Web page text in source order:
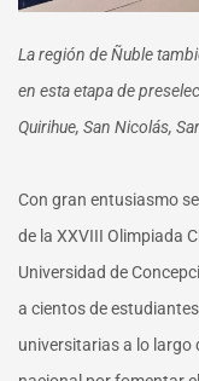
La región de Ñuble
en esta etapa de
Quirihue, San Nicolás,
Con gran entusiasmo
de la XXVIII Olimpiada
Universidad de
a cientos de
universitarias a lo largo